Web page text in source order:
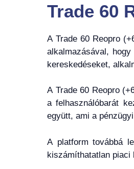
Trade 60
A Trade 60 Reopro
alkalmazásával,
kereskedéseket,
A Trade 60 Reopro
a felhasználóbarát
együtt, ami a
A platform továbbá
kiszámíthatatlan piaci